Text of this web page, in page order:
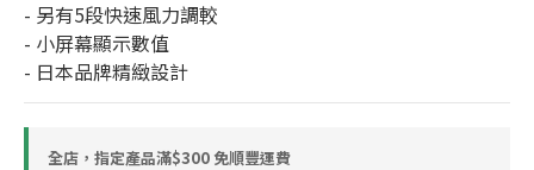
- 另有5段快速風力調較
- 小屏幕顯示數值
- 日本品牌精緻設計
全店，指定產品滿$300 免順豐運費